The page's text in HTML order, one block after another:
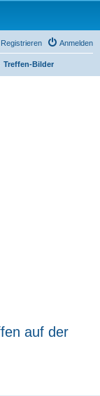
Anmelden
Registrieren
Treffen-Bilder
auf der